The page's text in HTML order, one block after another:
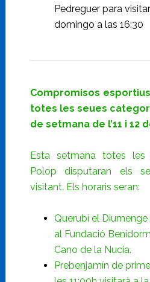
Pedreguer para
domingo a las 16:30
Compromisos
totes les seues
de setmana de l’11 i 12
Esta setmana totes les
Polop disputaran els
visitant. Els horaris seran:
Querubí el
al Fundació
Cano de la Nucia.
Prebenjamín de